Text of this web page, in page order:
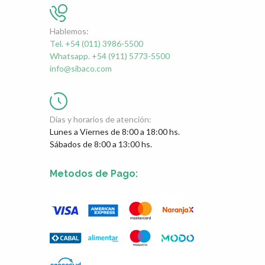
Hablemos:
Tel. +54 (011) 3986-5500
Whatsapp. +54 (911) 5773-5500
info@sibaco.com
Días y horarios de atención:
Lunes a Viernes de 8:00 a 18:00 hs.
Sábados de 8:00 a 13:00 hs.
Metodos de Pago: